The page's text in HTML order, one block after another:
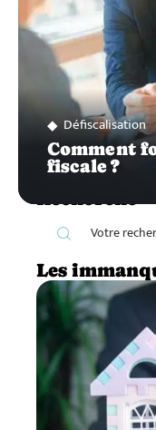
Défiscalisation
Comment
fiscale ?
Recherche
Les